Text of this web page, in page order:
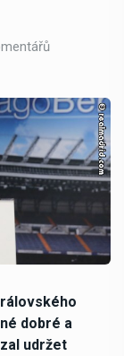
dobré a
udržet